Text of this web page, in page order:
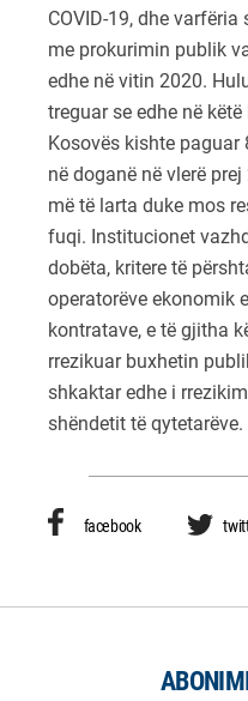
COVID-19, dhe
me prokurimin publik
edhe në vitin 2020.
treguar se edhe në
Kosovës kishte paguar
në doganë në vlerë
më të larta duke mos
fuqi. Institucionet
dobëta, kritere të
operatorëve ekonomik
kontratave, e të gjitha
rrezikuar buxhetin
shkaktar edhe i
shëndetit të qytetarëve.
facebook